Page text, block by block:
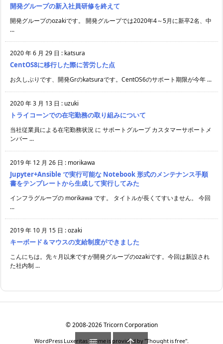
開発グループの新入社員研修を終えて
開発グループのozakiです。 開発グループでは2020年4～5月に新卒2名、中
...
2020 年 6 月 29 日 : katsura
CentOS8に移行した際に苦労した点
お久しぶりです、開発Grのkatsuraです。CentOS6のサポート期限が今年 ...
2020 年 3 月 13 日 : uzuki
トライコーンでの在宅勤務の取り組みについて
当社従業員による在宅勤務状況 に サポートグループ カスタマーサポートメ
ンバー ...
2019 年 12 月 26 日 : morikawa
Jupyter+Ansible で実行可能な Notebook 形式のメンテナンス手順
書をテンプレートから生成して実行してみた
インフラグループの morikawa です。 タイトルが長くてすいません。 今回
...
2019 年 10 月 15 日 :ozaki
キーボード＆マウスの支給制度ができました
こんにちは。先々月以来ですが開発グループのozakiです。今回は新設され
た社内制 ...
©2008-2026Tricorn Corporation
WordPress Luxeritas Theme is provided by "Thought is free".
 